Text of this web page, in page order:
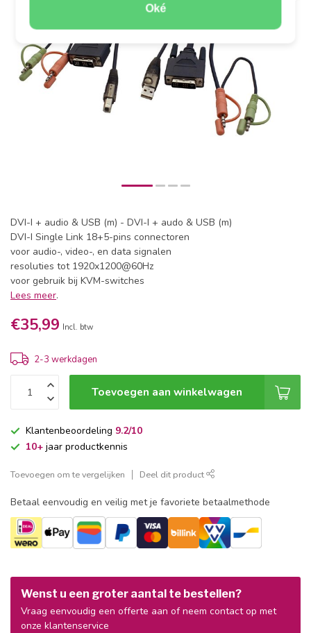
Oké
DVI-I + audio & USB (m) - DVI-I + audo & USB (m)
DVI-I Single Link 18+5-pins connectoren
voor audio-, video-, en data signalen
resoluties tot 1920x1200@60Hz
voor gebruik bij KVM-switches
Lees meer.
€35,99 Incl. btw
2-3 werkdagen
Toevoegen aan winkelwagen
Klantenbeoordeling 9.2/10
10+ jaar productkennis
Toevoegen om te vergelijken Deel dit product
Betaal eenvoudig en veilig met je favoriete betaalmethode
Wenst u een groter aantal te bestellen?
Vraag eenvoudig een offerte aan of neem contact op met
onze klantenservice